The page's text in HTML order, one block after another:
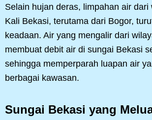
Selain hujan deras, limpahan air dari
Kali Bekasi, terutama dari Bogor,
keadaan. Air yang mengalir dari
membuat debit air di sungai Bekasi
sehingga memperparah luapan air
berbagai kawasan.
Sungai Bekasi yang